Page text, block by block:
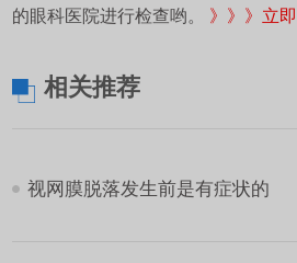
的眼科医院进行检查哟。 》》》立
相关推荐
视网膜脱落发生前是有症状的